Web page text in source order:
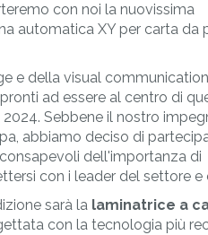
MORE
con noi la nuovissima
automatica XY per carta da
e della visual communication
ad essere al centro di
Sebbene il nostro
abbiamo deciso di
dell'importanza di
con i leader del settore e
sarà la laminatrice a
con la tecnologia più